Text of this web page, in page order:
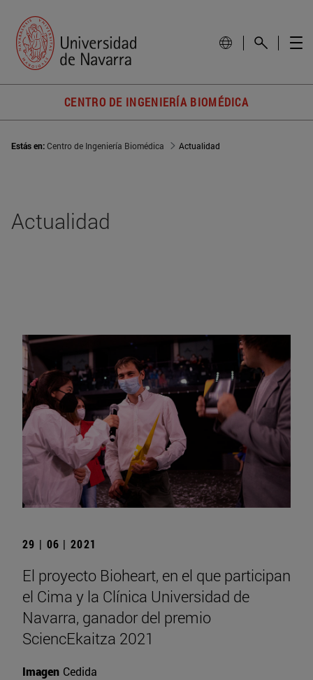
CENTRO DE INGENIERÍA BIOMÉDICA
Estás en:Centro de Ingeniería Biomédica Actualidad
Actualidad
29 | 06 | 2021
El proyecto Bioheart, en el que participan
el Cima y la Clínica Universidad de
Navarra, ganador del premio
SciencEkaitza 2021
Imagen Cedida